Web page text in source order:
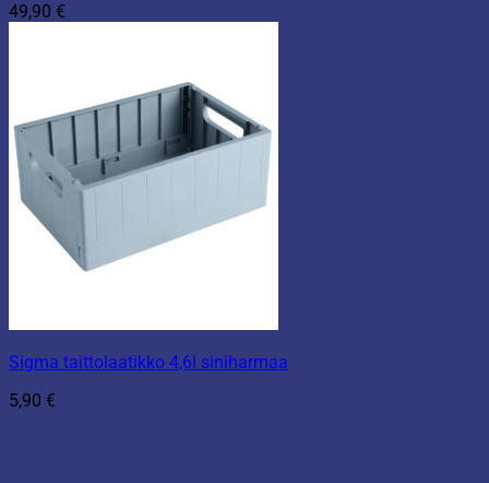
49,90 €
Sigma taittolaatikko 4,6l siniharmaa
5,90 €